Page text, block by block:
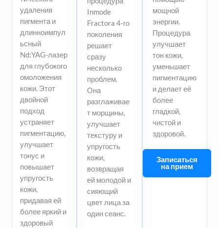
удаления
пигмента и
длинноимпул
ьсный
Nd:YAG-лазер
для глубокого
омоложения
кожи. Этот
двойной
подход
устраняет
пигментацию,
улучшает
тонус и
повышает
упругость
кожи,
придавая ей
более яркий и
здоровый
Inmode
Fractora 4-го
поколения
решает
сразу
несколько
проблем.
Она
разглаживае
т морщины,
улучшает
текстуру и
упругость
кожи,
возвращая
ей молодой и
сияющий
цвет лица за
один сеанс.
мощной
энергии.
Процедура
улучшает
тон кожи,
уменьшает
пигментацию
и делает её
более
гладкой,
чистой и
здоровой.
Записаться
на прием